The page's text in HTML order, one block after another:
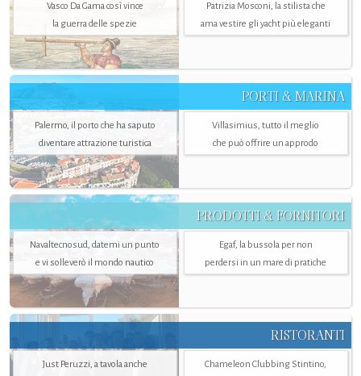
Vasco Da Gama così vince
la guerra delle spezie
Patrizia Mosconi, la stilista che
ama vestire gli yacht più eleganti
PORTI & MARINA
Palermo, il porto che ha saputo
diventare attrazione turistica
Villasimius, tutto il meglio
che può offrire un approdo
PRODOTTI & FORNITORI
Navaltecnosud, datemi un punto
e vi solleverò il mondo nautico
Egaf, la bussola per non
perdersi in un mare di pratiche
RISTORANTI
Just Peruzzi, a tavola anche
Chameleon Clubbing Stintino,